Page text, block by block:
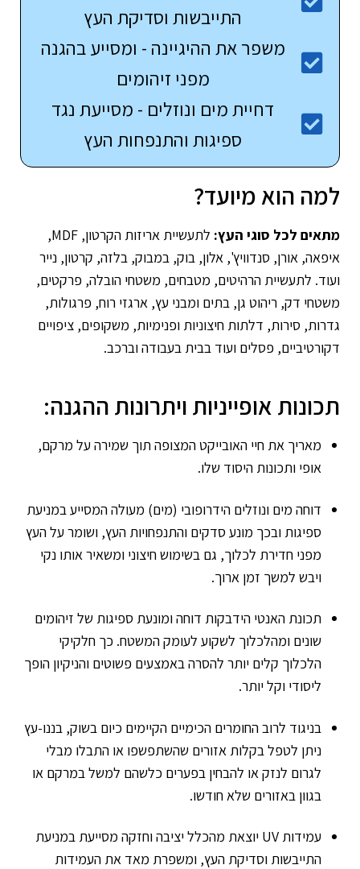
התייבשות וסדיקת העץ
משפר את ההיגיינה - ומסייע בהגנה
מפני זיהומים
דחיית מים ונוזלים - מסייעת נגד
ספיגות והתנפחות העץ
למה הוא מיועד?
מתאים לכל סוגי העץ:
לתעשיית אריזות הקרטון, MDF,
איפאה, אורן, סנדוויץ', אלון, בוק, במבוק, בלזה, קרטון, נייר
ועוד. לתעשיית הרהיטים, מטבחים, משטחי הובלה, פרקטים,
משטחי דק, ריהוט גן, בתים ומבני עץ, ארגזי רוח, פרגולות,
גדרות, סירות, דלתות חיצוניות ופנימיות, משקופים, ציפויים
דקורטיביים, פסלים ועוד בבית בעבודה וברכב.
תכונות אופייניות ויתרונות ההגנה:
מאריך את חיי האובייקט המצופה תוך שמירה על מרקם,
אופי ותכונות היסוד שלו.
דוחה מים ונוזלים הידרופובי (מים) מעולה המסייע במניעת
ספיגות ובכך מונע סדקים והתנפחויות העץ, ושומר על העץ
מפני חדירת לכלוך, גם בשימוש חיצוני ומשאיר אותו נקי
ויבש למשך זמן ארוך.
תכונת האנטי הידבקות דוחה ומונעת ספיגות של זיהומים
שונים ומהלכלוך לשקוע לעומק המשטח. כך חלקיקי
הלכלוך קלים יותר להסרה באמצעים פשוטים והניקיון הופך
ליסודי וקל יותר.
בניגוד לרוב החומרים הכימיים הקיימים כיום בשוק, בננו-עץ
ניתן לטפל בקלות אזורים שהשתפשפו או התבלו מבלי
לגרום לנזק או להבחין בפערים כלשהם למשל במרקם או
בגוון באזורים שלא חודשו.
עמידות UV יוצאת מהכלל יציבה וחזקה מסייעת במניעת
התייבשות וסדיקת העץ, ומשפרת מאד את העמידות